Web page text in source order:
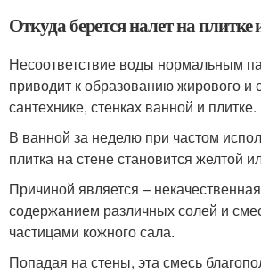
Откуда берется налет на
Несоответствие воды нормальным
приводит к образованию жирового и
сантехнике, стенках ванной и плитке.
В ванной за неделю при частом
плитка на стене становится желтой
Причиной является –
содержанием различных солей и
частицами кожного сала.
Попадая на стены, эта смесь